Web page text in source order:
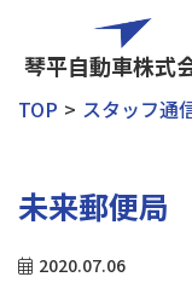
琴平自動車株式
TOP スタッフ通
未来郵便局
2020.07.06